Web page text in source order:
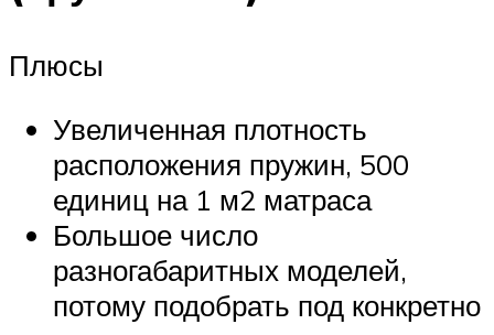
Плюсы
Увеличенная плотность
расположения пружин, 500
единиц на 1 м2 матраса
Большое число
разногабаритных моделей,
потому подобрать под конкретно